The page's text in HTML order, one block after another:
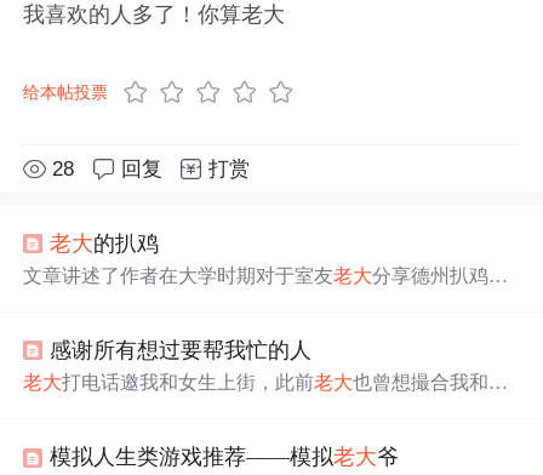
我喜欢的人多了！你算老大
给本帖投票
28 回复 打赏
老大的扒鸡
文章讲述了作者在大学时期对于室友老大分享德州扒鸡的
室友间的情感纽带。
感谢所有想过要帮我忙的人
老大打电话邀我和女生上街，此前老大也曾想撮合我和该
强，虽想有女友但不想轻率决定，最终拒绝了这次机会。
模拟人生类游戏推荐——模拟老大爷